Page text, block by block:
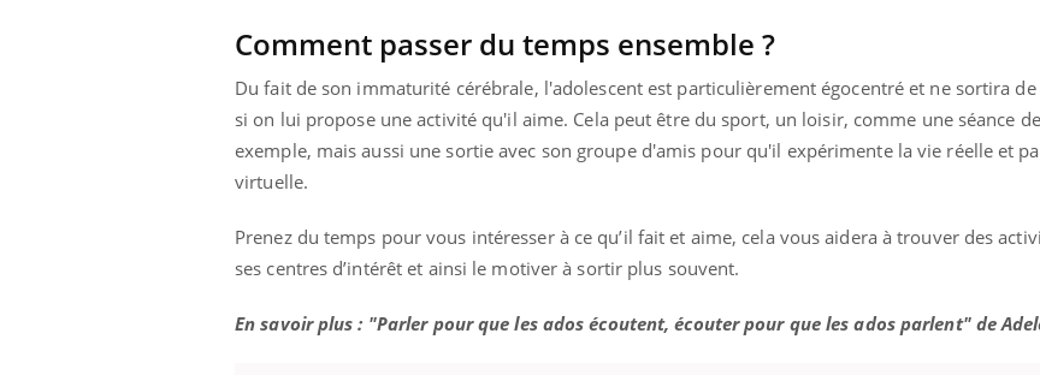
Comment passer du temps ensemble ?
Du fait de son immaturité cérébrale, l'adolescent est particulièrement égocentré et ne sortira
si on lui propose une activité qu'il aime. Cela peut être du sport, un loisir, comme une séance
exemple, mais aussi une sortie avec son groupe d'amis pour qu'il expérimente la vie réelle et
virtuelle.
Prenez du temps pour vous intéresser à ce qu’il fait et aime, cela vous aidera à trouver des
ses centres d’intérêt et ainsi le motiver à sortir plus souvent.
En savoir plus : "Parler pour que les ados écoutent, écouter pour que les ados parlent" de
Eczéma Chronique des Mains : se
L'été arrive… et avec lui, un tout nouveau
rythme de vie ! Vacances, plage, piscine,
nombreuses personnes atteintes de
diabète, c'est une période de questions, de
santé : l'utilisation
numérique » permet